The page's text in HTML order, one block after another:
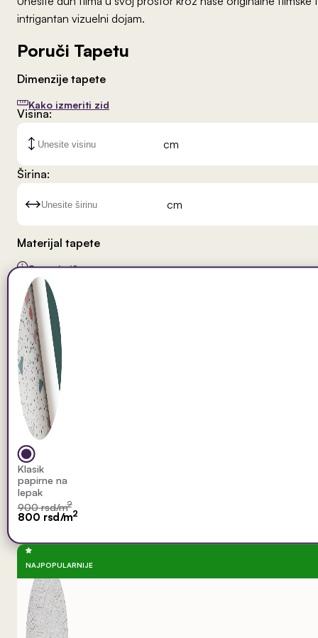
intrigantan vizuelni dojam.
Poruči Tapetu
Dimenzije tapete
Kako izmeriti zid
Visina:
cm
Širina:
cm
Materijal tapete
Saznaj više
Klasik
papirne na
lepak
900 rsd/m2
800 rsd/m2
NAJPOPULARNIJE